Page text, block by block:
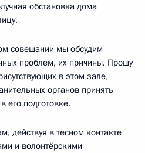
обстановка дома
совещании мы обсудим
проблем, их причины. Прошу
в этом зале,
органов принять
его подготовке.
действуя в тесном контакте
и волонтёрскими